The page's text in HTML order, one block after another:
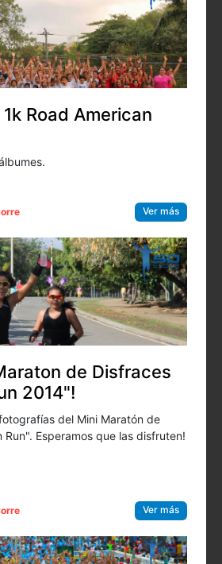
Road American
Ver más
de Disfraces
2014"!
del Mini Maratón de
Run". Esperamos que las disfruten!
Ver más